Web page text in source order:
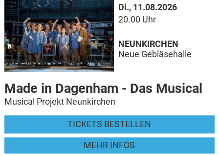
Di., 11.08.2026
20.00 Uhr
Made in Dagenham - Das Musical
Musical Projekt Neunkirchen
TICKETS BESTELLEN
MEHR INFOS
NEUNKIRCHEN
Neue Gebläsehalle